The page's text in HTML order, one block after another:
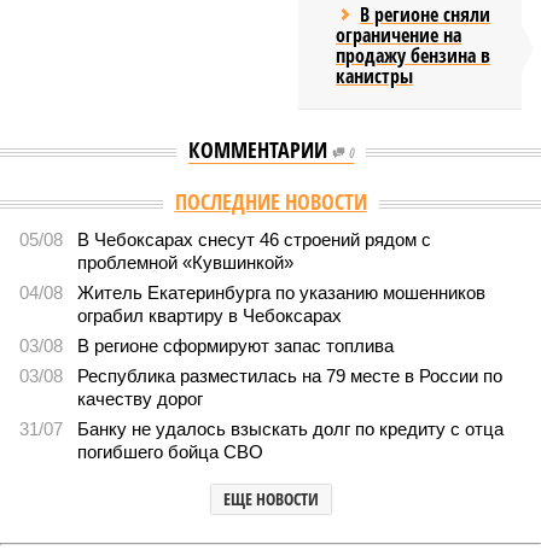
В регионе сняли
ограничение на
продажу бензина в
канистры
КОММЕНТАРИИ 0
Версия //Общество //
В регионе учреждены удостоверения мастеров
В регионе учреждены удостоверения мастеров спорта по
борьбе керешу
Заткнуть за пояс
В регионе учреждены удостоверения мастеров спорта по борьбе керешу
(фото: wikimedia commons/Ilsurikat)